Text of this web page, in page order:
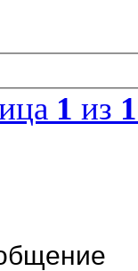
1 из